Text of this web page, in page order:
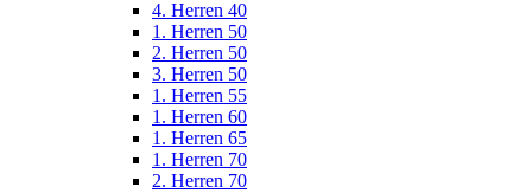
4. Herren 40
1. Herren 50
2. Herren 50
3. Herren 50
1. Herren 55
1. Herren 60
1. Herren 65
1. Herren 70
2. Herren 70